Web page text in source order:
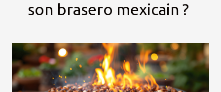
son brasero mexicain ?